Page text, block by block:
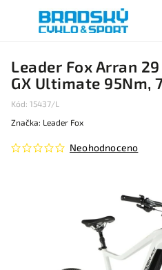
Leader Fox Arran
GX Ultimate 95Nm,
Kód: 15437/L
Neohodnoceno
Značka: Leader Fox